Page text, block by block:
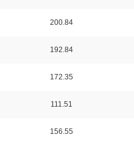
200.84
192.84
172.35
111.51
156.55